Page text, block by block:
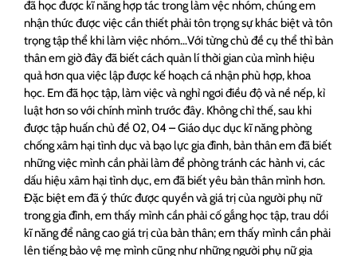
đã học được kĩ năng hợp tác trong làm vệc nhóm, chúng em
nhận thức được việc cần thiết phải tôn trọng sự khác biệt và tôn
trọng tập thể khi làm việc nhóm…Với từng chủ đề cụ thể thì bản
thân em giờ đây đã biết cách quản lí thời gian của mình hiệu
quả hơn qua việc lập được kế hoạch cá nhận phù hợp, khoa
học. Em đã học tập, làm việc và nghỉ ngơi điều độ và nề nếp, kỉ
luật hơn so với chính mình trước đây. Không chỉ thế, sau khi
được tập huấn chủ đề 02, 04 – Giáo dục dục kĩ năng phòng
chống xâm hại tình dục và bạo lực gia đình, bản thân em đã biết
những việc mình cần phải làm để phòng tránh các hành vi, các
dấu hiệu xâm hại tình dục, em đã biết yêu bản thân mình hơn.
Đặc biệt em đã ý thức được quyền và giá trị của người phụ nữ
trong gia đình, em thấy mình cần phải cố gắng học tập, trau dồi
kĩ năng để nâng cao giá trị của bản thân; em thấy mình cần phải
lên tiếng bảo vệ mẹ mình cũng như những người phụ nữ gia